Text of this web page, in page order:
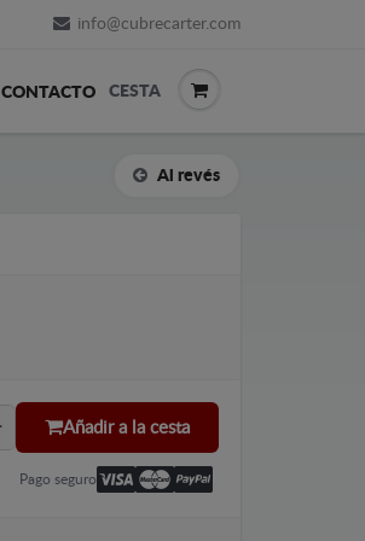
info@cubrecarter.com
CONTACTO CESTA
Al revés
Añadir a la cesta
Pago seguro